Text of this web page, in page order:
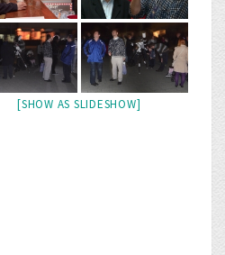
[SHOW AS SLIDESHOW]